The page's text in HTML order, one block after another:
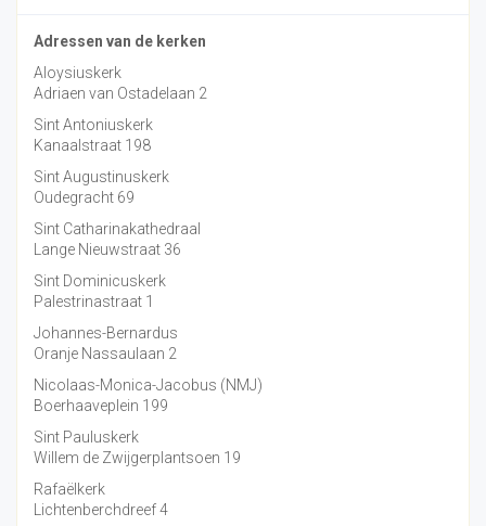
Adressen van de kerken
Aloysiuskerk
Adriaen van Ostadelaan 2
Sint Antoniuskerk
Kanaalstraat 198
Sint Augustinuskerk
Oudegracht 69
Sint Catharinakathedraal
Lange Nieuwstraat 36
Sint Dominicuskerk
Palestrinastraat 1
Johannes-Bernardus
Oranje Nassaulaan 2
Nicolaas-Monica-Jacobus (NMJ)
Boerhaaveplein 199
Sint Pauluskerk
Willem de Zwijgerplantsoen 19
Rafaëlkerk
Lichtenberchdreef 4